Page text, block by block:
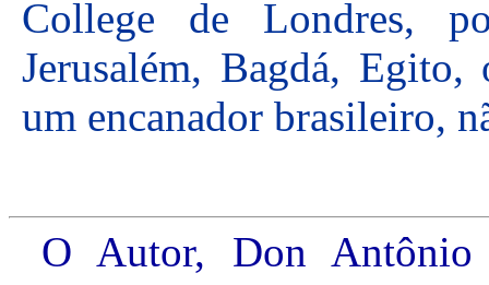
College de Londres,
Jerusalém, Bagdá, Egito,
um encanador brasileiro,
O Autor, Don Antônio